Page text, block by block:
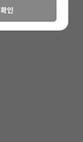
확인